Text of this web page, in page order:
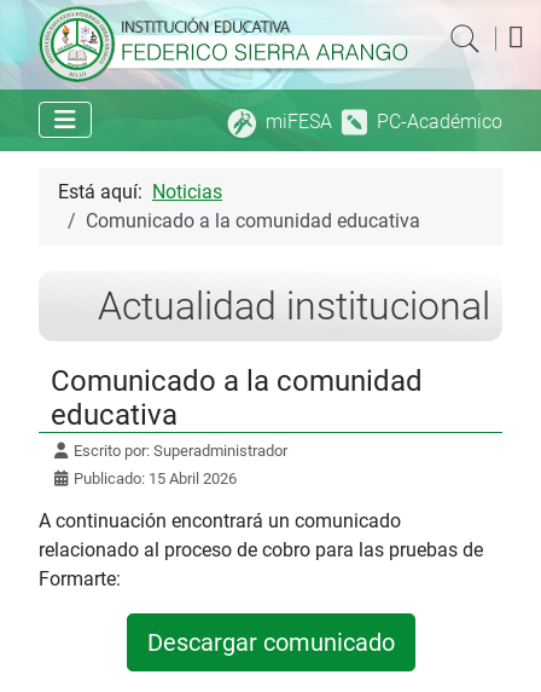
miFESA PC-Académico
|
Está aquí: Noticias
Comunicado a la comunidad educativa
Actualidad institucional
Comunicado a la comunidad
educativa
Escrito por:Superadministrador
Publicado: 15 Abril 2026
A continuación encontrará un comunicado
relacionado al proceso de cobro para las pruebas de
Formarte:
Descargar comunicado